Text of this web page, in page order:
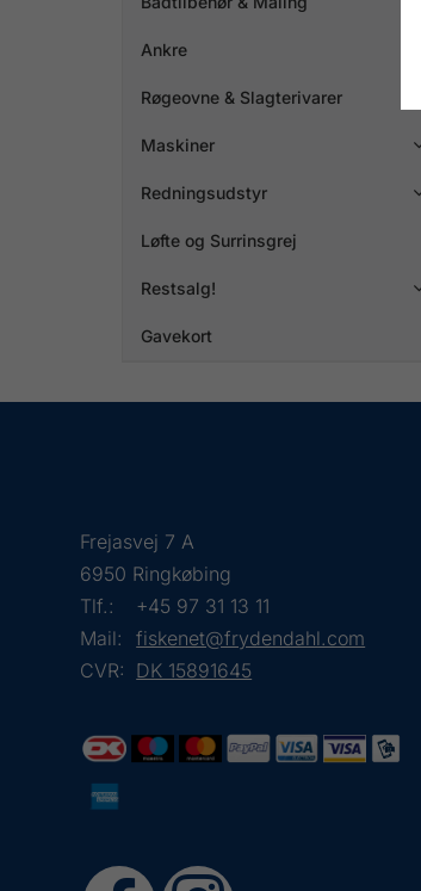
Ankre
Røgeovne & Slagterivarer
Maskiner
Redningsudstyr
Løfte og Surrinsgrej
Restsalg!
Gavekort
Frejasvej 7 A
6950 Ringkøbing
Tlf.:
+45 97 31 13 11
Mail:
fiskenet@frydendahl.com
CVR: DK 15891645